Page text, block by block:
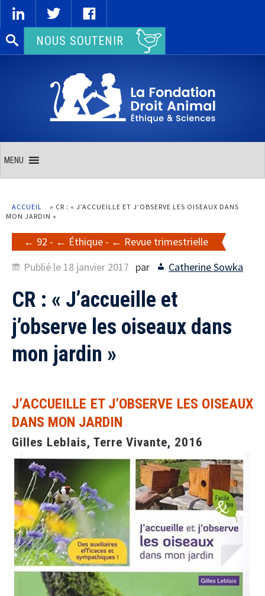
Rechercher :NOUS SOUTENIR
MENU
ACCUEIL » CR : « J’ACCUEILLE ET J’OBSERVE LES OISEAUX DANS
MON JARDIN »
92 - Éthique -
Revue trimestrielle
Publié le 18 janvier 2017 par Catherine Sowka
CR : « J’accueille et
j’observe les oiseaux dans
mon jardin »
J’ACCUEILLE ET J’OBSERVE LES OISEAUX
DANS MON JARDIN
Gilles Leblais, Terre Vivante, 2016